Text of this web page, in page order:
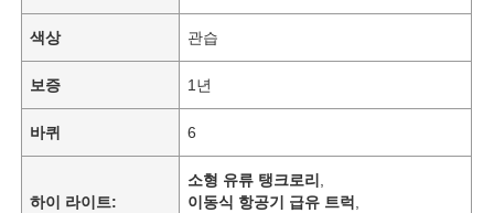
홈
제품 소개
회사 소개
색상 관습
보증 1년
바퀴 6
하이 라이트:
소형 유류 탱크로리
이동식 항공기 급유 트럭